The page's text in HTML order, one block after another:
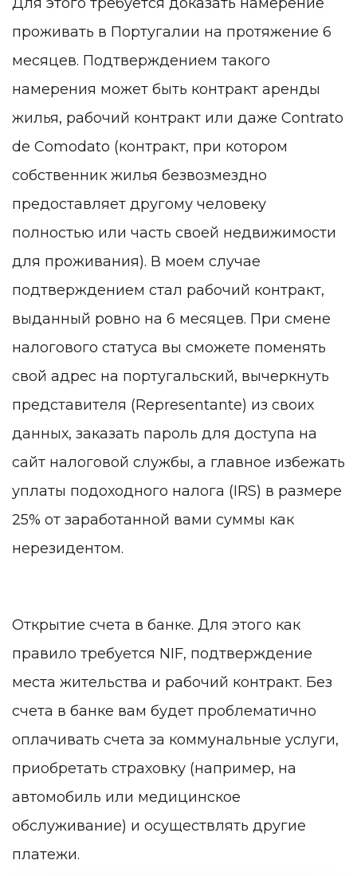
проживать в Португалии на протяжение 6
месяцев. Подтверждением такого
намерения может быть контракт аренды
жилья, рабочий контракт или даже Contrato
de Comodato (контракт, при котором
собственник жилья безвозмездно
предоставляет другому человеку
полностью или часть своей недвижимости
для проживания). В моем случае
подтверждением стал рабочий контракт,
выданный ровно на 6 месяцев. При смене
налогового статуса вы сможете поменять
свой адрес на португальский, вычеркнуть
представителя (Representante) из своих
данных, заказать пароль для доступа на
сайт налоговой службы, а главное избежать
уплаты подоходного налога (IRS) в размере
25% от заработанной вами суммы как
нерезидентом.
Открытие счета в банке. Для этого как
правило требуется NIF, подтверждение
места жительства и рабочий контракт. Без
счета в банке вам будет проблематично
оплачивать счета за коммунальные услуги,
приобретать страховку (например, на
автомобиль или медицинское
обслуживание) и осуществлять другие
платежи.